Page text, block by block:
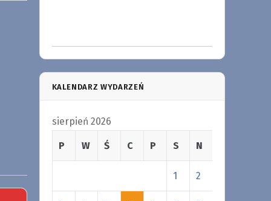
KALENDARZ WYDARZEŃ
sierpień 2026
P W Ś C P S N
1 2